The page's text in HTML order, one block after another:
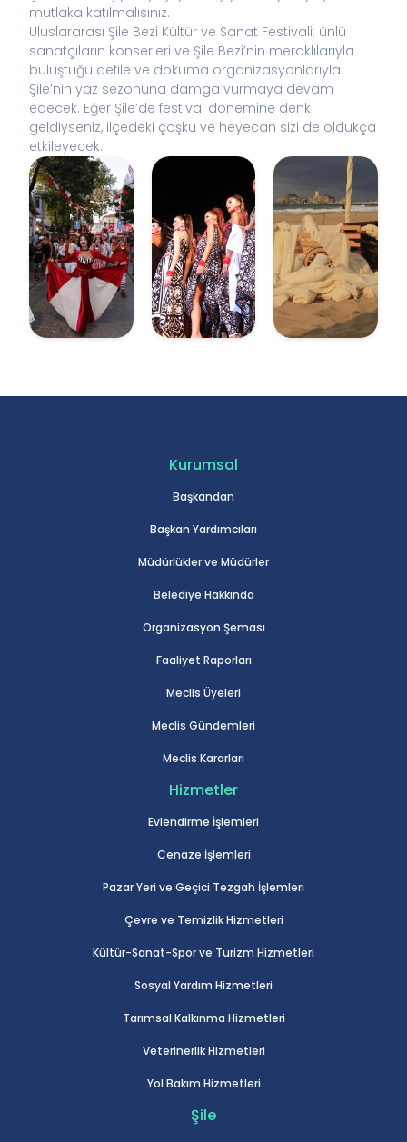
mutlaka katılmalısınız.
Uluslararası Şile Bezi Kültür ve Sanat Festivali; ünlü
sanatçıların konserleri ve Şile Bezi’nin meraklılarıyla
buluştuğu defile ve dokuma organizasyonlarıyla
Şile’nin yaz sezonuna damga vurmaya devam
edecek. Eğer Şile’de festival dönemine denk
geldiyseniz, ilçedeki çoşku ve heyecan sizi de oldukça
etkileyecek.
Kurumsal
Başkandan
Başkan Yardımcıları
Müdürlükler ve Müdürler
Belediye Hakkında
Organizasyon Şeması
Faaliyet Raporları
Meclis Üyeleri
Meclis Gündemleri
Meclis Kararları
Hizmetler
Evlendirme İşlemleri
Cenaze İşlemleri
Pazar Yeri ve Geçici Tezgah İşlemleri
Çevre ve Temizlik Hizmetleri
Kültür-Sanat-Spor ve Turizm Hizmetleri
Sosyal Yardım Hizmetleri
Tarımsal Kalkınma Hizmetleri
Veterinerlik Hizmetleri
Yol Bakım Hizmetleri
Şile